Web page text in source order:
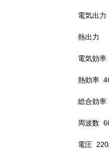
電気出
熱出力
電気効
熱効率
総合効
周波数
電圧